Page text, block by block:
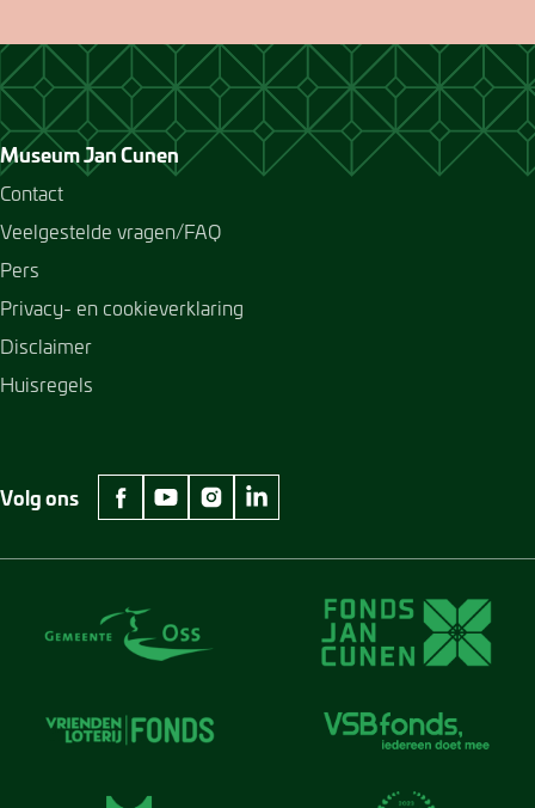
Museum Jan Cunen
Contact
Veelgestelde vragen/FAQ
Pers
Privacy- en cookieverklaring
Disclaimer
Huisregels
Volg ons
facebook Museum Jan Cunen
youtube Museum Jan Cunen
instagram Museum Jan Cunen
linkedin Museum Jan Cunen